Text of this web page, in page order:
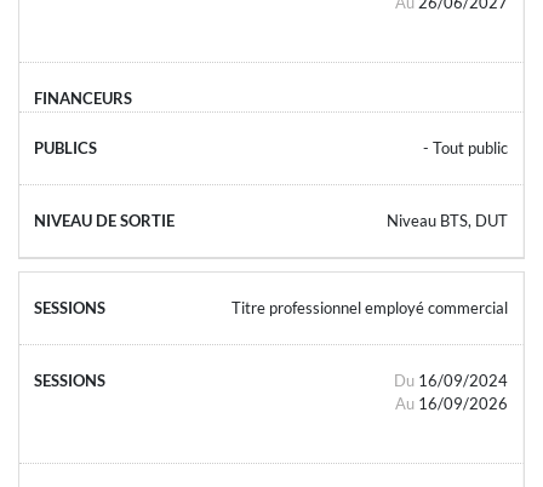
- Tout public
Niveau BTS, DUT
Titre professionnel employé commercial
Du 16/09/2024
Au 16/09/2026